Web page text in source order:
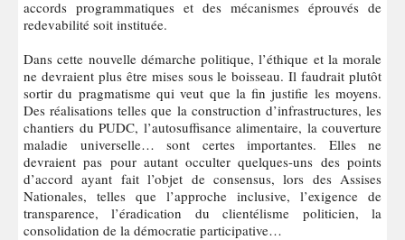
accords programmatiques et des mécanismes éprouvés de
redevabilité soit instituée.
Dans cette nouvelle démarche politique, l’éthique et la morale
ne devraient plus être mises sous le boisseau. Il faudrait plutôt
sortir du pragmatisme qui veut que la fin justifie les moyens.
Des réalisations telles que la construction d’infrastructures, les
chantiers du PUDC, l’autosuffisance alimentaire, la couverture
maladie universelle… sont certes importantes. Elles ne
devraient pas pour autant occulter quelques-uns des points
d’accord ayant fait l’objet de consensus, lors des Assises
Nationales, telles que l’approche inclusive, l’exigence de
transparence, l’éradication du clientélisme politicien, la
consolidation de la démocratie participative…